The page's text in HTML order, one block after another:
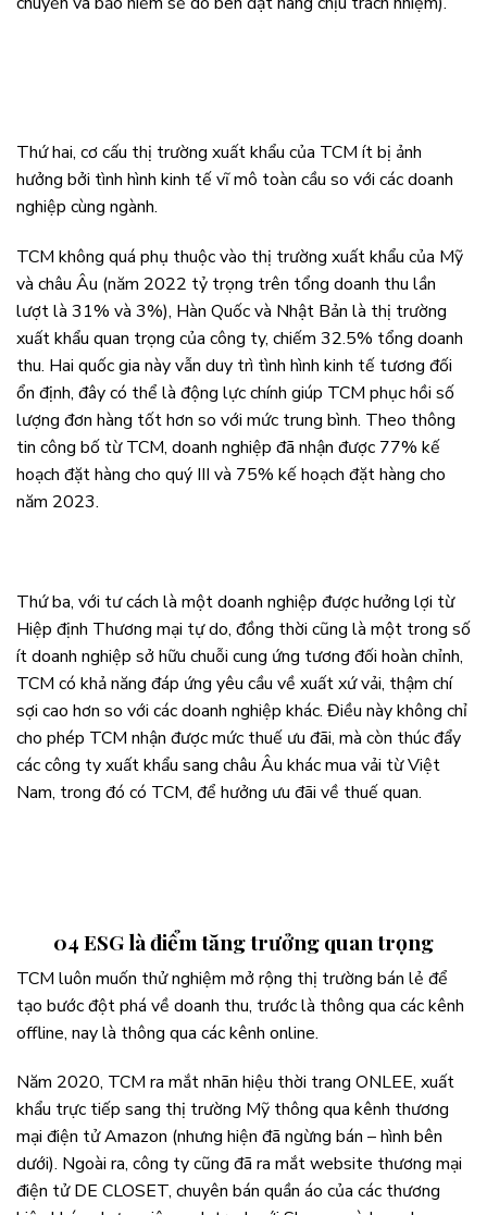
Thứ hai, cơ cấu thị trường xuất khẩu của TCM ít bị ảnh
hưởng bởi tình hình kinh tế vĩ mô toàn cầu so với các doanh
nghiệp cùng ngành.
TCM không quá phụ thuộc vào thị trường xuất khẩu của Mỹ
và châu Âu (năm 2022 tỷ trọng trên tổng doanh thu lần
lượt là 31% và 3%), Hàn Quốc và Nhật Bản là thị trường
xuất khẩu quan trọng của công ty, chiếm 32.5% tổng doanh
thu. Hai quốc gia này vẫn duy trì tình hình kinh tế tương đối
ổn định, đây có thể là động lực chính giúp TCM phục hồi số
lượng đơn hàng tốt hơn so với mức trung bình. Theo thông
tin công bố từ TCM, doanh nghiệp đã nhận được 77% kế
hoạch đặt hàng cho quý III và 75% kế hoạch đặt hàng cho
năm 2023.
Thứ ba, với tư cách là một doanh nghiệp được hưởng lợi từ
Hiệp định Thương mại tự do, đồng thời cũng là một trong số
ít doanh nghiệp sở hữu chuỗi cung ứng tương đối hoàn chỉnh,
TCM có khả năng đáp ứng yêu cầu về xuất xứ vải, thậm chí
sợi cao hơn so với các doanh nghiệp khác. Điều này không chỉ
cho phép TCM nhận được mức thuế ưu đãi, mà còn thúc đẩy
các công ty xuất khẩu sang châu Âu khác mua vải từ Việt
Nam, trong đó có TCM, để hưởng ưu đãi về thuế quan.
04 ESG là điểm tăng trưởng quan trọng
TCM luôn muốn thử nghiệm mở rộng thị trường bán lẻ để
tạo bước đột phá về doanh thu, trước là thông qua các kênh
offline, nay là thông qua các kênh online.
Năm 2020, TCM ra mắt nhãn hiệu thời trang ONLEE, xuất
khẩu trực tiếp sang thị trường Mỹ thông qua kênh thương
mại điện tử Amazon (nhưng hiện đã ngừng bán – hình bên
dưới). Ngoài ra, công ty cũng đã ra mắt website thương mại
điện tử DE CLOSET, chuyên bán quần áo của các thương